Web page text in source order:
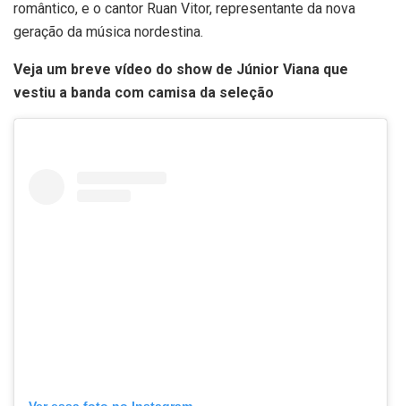
romântico, e o cantor Ruan Vitor, representante da nova
geração da música nordestina.
Veja um breve vídeo do show de Júnior Viana que
vestiu a banda com camisa da seleção